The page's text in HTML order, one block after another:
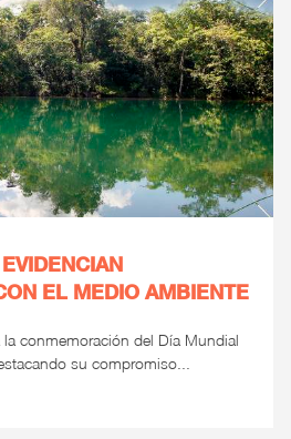
EL MEDIO AMBIENTE
conmemoración del Día Mundial
su compromiso...